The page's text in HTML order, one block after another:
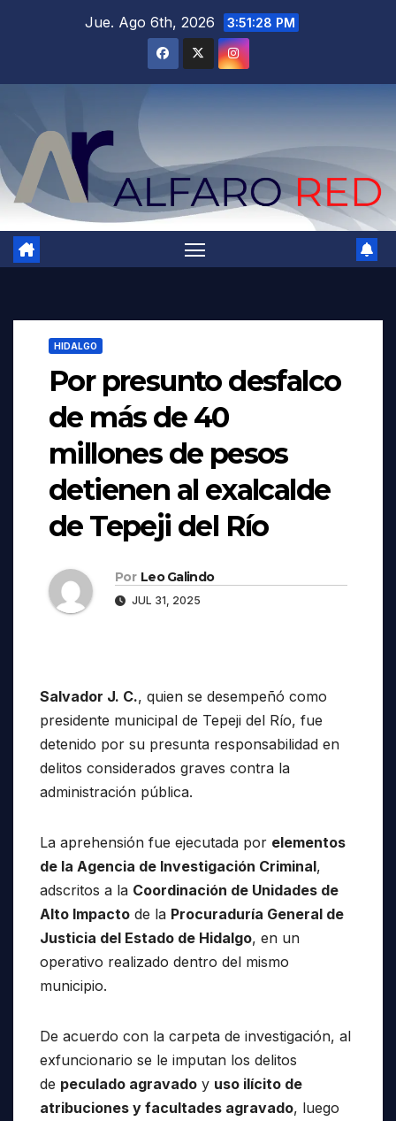
Jue. Ago 6th, 2026 3:51:30 PM
HIDALGO
Por presunto desfalco
de más de 40
millones de pesos
detienen al exalcalde
de Tepeji del Río
Por Leo Galindo
JUL 31, 2025
Salvador J. C., quien se desempeñó como
presidente municipal de Tepeji del Río, fue
detenido por su presunta responsabilidad en
delitos considerados graves contra la
administración pública.
La aprehensión fue ejecutada por elementos
de la Agencia de Investigación Criminal,
adscritos a la Coordinación de Unidades de
Alto Impacto de la Procuraduría General de
Justicia del Estado de Hidalgo, en un
operativo realizado dentro del mismo
municipio.
De acuerdo con la carpeta de investigación, al
exfuncionario se le imputan los delitos
de peculado agravado y uso ilícito de
atribuciones y facultades agravado, luego